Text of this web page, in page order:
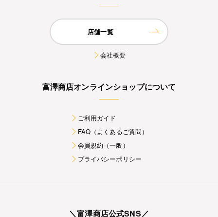
店舗一覧
会社概要
富澤商店オンラインショップについて
ご利用ガイド
FAQ（よくあるご質問）
会員規約（一般）
プライバシーポリシー
＼富澤商店公式SNS／